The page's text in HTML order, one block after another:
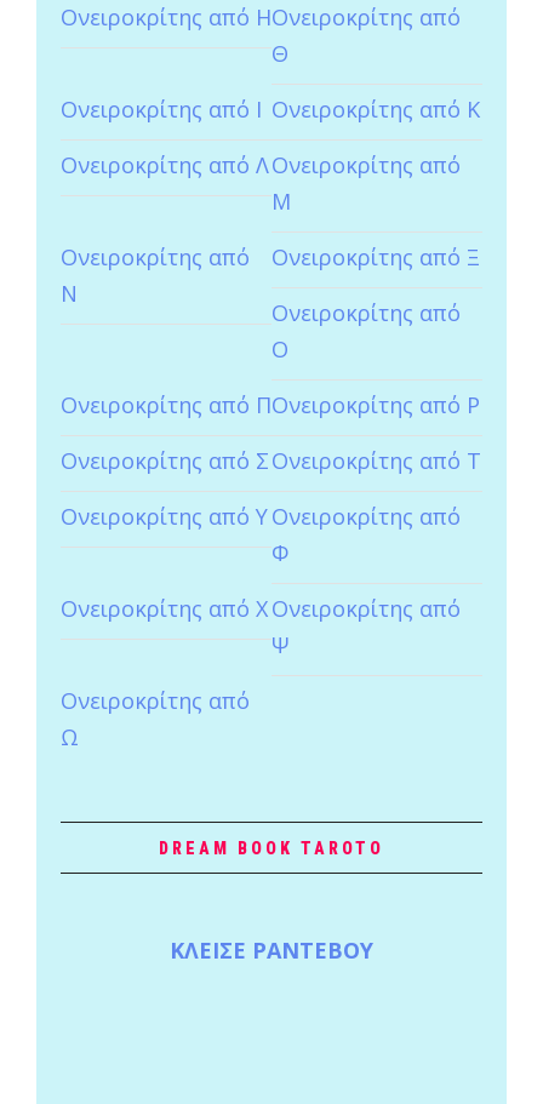
Ονειροκρίτης από ΗΟνειροκρίτης από
Θ
Ονειροκρίτης από Ι Ονειροκρίτης από Κ
Ονειροκρίτης από ΛΟνειροκρίτης από
Μ
Ονειροκρίτης από
Ν
Ονειροκρίτης από Ξ
Ονειροκρίτης από
Ο
Ονειροκρίτης από ΠΟνειροκρίτης από Ρ
Ονειροκρίτης από ΣΟνειροκρίτης από Τ
Ονειροκρίτης από ΥΟνειροκρίτης από
Φ
Ονειροκρίτης από ΧΟνειροκρίτης από
Ψ
Ονειροκρίτης από
Ω
DREAM BOOK TAROTO
ΚΛΕΙΣΕ ΡΑΝΤΕΒΟΥ